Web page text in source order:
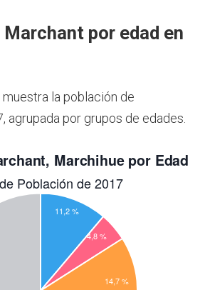
por edad en
la población de
agrupada por grupos de edades.